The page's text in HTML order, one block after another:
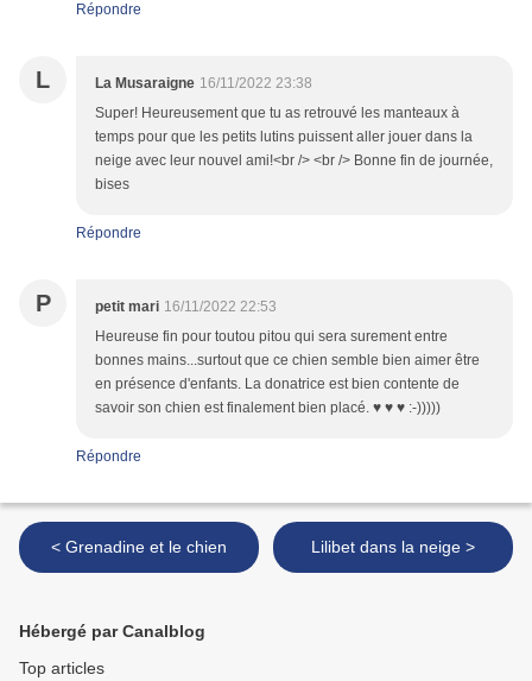
Répondre
L La Musaraigne 16/11/2022 23:38
Super! Heureusement que tu as retrouvé les manteaux à
temps pour que les petits lutins puissent aller jouer dans la
neige avec leur nouvel ami!<br /> <br /> Bonne fin de journée,
bises
Répondre
P petit mari 16/11/2022 22:53
Heureuse fin pour toutou pitou qui sera surement entre
bonnes mains...surtout que ce chien semble bien aimer être
en présence d'enfants. La donatrice est bien contente de
savoir son chien est finalement bien placé. ♥ ♥ ♥ :-)))))
Répondre
< Grenadine et le chien Lilibet dans la neige >
Hébergé par Canalblog
Top articles